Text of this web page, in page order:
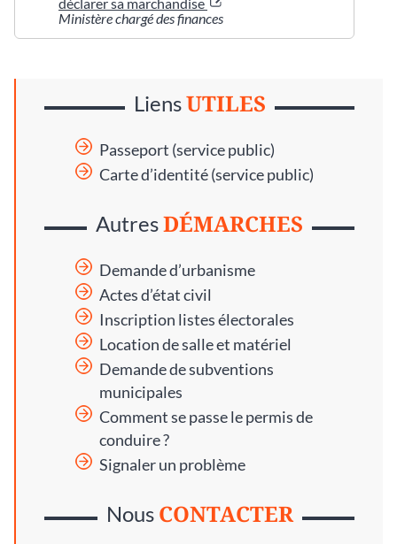
Ministère chargé des finances
LiensUTILES
Passeport (service public)
Carte d’identité (service public)
AutresDÉMARCHES
Demande d’urbanisme
Actes d’état civil
Inscription listes électorales
Location de salle et matériel
Demande de subventions
municipales
Comment se passe le permis de
conduire ?
Signaler un problème
Nous CONTACTER